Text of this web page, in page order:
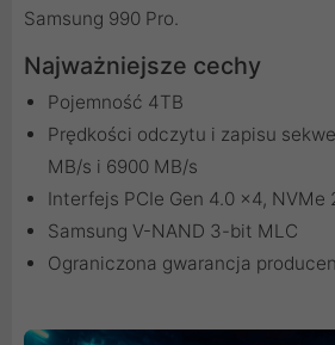
Samsung 990 Pro.
Najważniejsze cechy
Pojemność 4TB
Prędkości odczytu i zapisu
MB/s i 6900 MB/s
Interfejs PCIe Gen 4.0 x4, NVMe
Samsung V-NAND 3-bit MLC
Ograniczona gwarancja